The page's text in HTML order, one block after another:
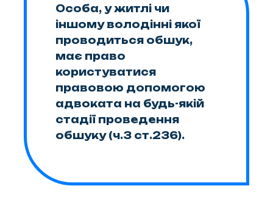
Особа, у житлі чи
іншому володінні якої
проводиться обшук,
має право
користуватися
правовою допомогою
адвоката на будь-якій
стадії проведення
обшуку (ч.3 ст.236).